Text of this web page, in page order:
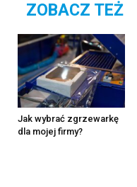
ZOBACZ TEŻ
Jak wybrać zgrzewarkę
dla mojej firmy?